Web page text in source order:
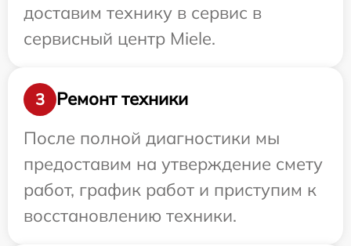
доставим технику в сервис в
сервисный центр Miele.
3
Ремонт техники
После полной диагностики мы
предоставим на утверждение смету
работ, график работ и приступим к
восстановлению техники.